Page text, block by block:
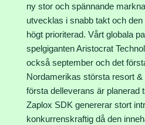
ny stor och spännande
utvecklas i snabb takt och
högt prioriterad. Vårt globala
spelgiganten Aristocrat
också september och det
Nordamerikas största resort
första delleverans är planerad
Zaplox SDK genererar stort
konkurrenskraftig då den